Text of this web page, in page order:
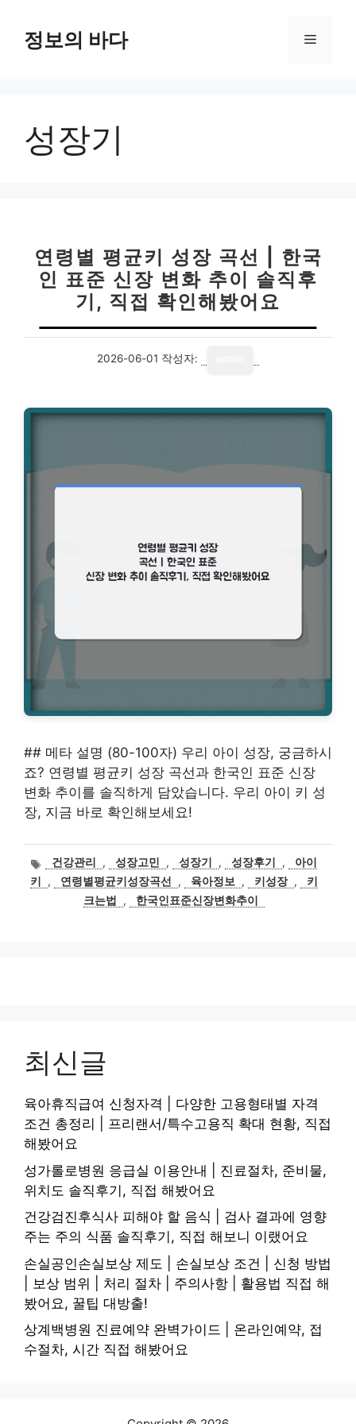
정보의 바다 메
성장기
연령별 평균키 성장 곡선 | 한국
인 표준 신장 변화 추이 솔직후
기, 직접 확인해봤어요
2026-06-01 작성자:
## 메타 설명 (80-100자) 우리 아이 성장, 궁금하시
죠? 연령별 평균키 성장 곡선과 한국인 표준 신장
변화 추이를 솔직하게 담았습니다. 우리 아이 키 성
장, 지금 바로 확인해보세요!
태건강관리 , 성장고민 , 성장기 , 성장후기 ,
아이
키
, 연령별평균키성장곡선 , 육아정보 , 키성장 ,
키
크는법
, 한국인표준신장변화추이
최신글
육아휴직급여 신청자격 | 다양한 고용형태별 자격
조건 총정리 | 프리랜서/특수고용직 확대 현황, 직접
해봤어요
성가롤로병원 응급실 이용안내 | 진료절차, 준비물,
위치도 솔직후기, 직접 해봤어요
건강검진후식사 피해야 할 음식 | 검사 결과에 영향
주는 주의 식품 솔직후기, 직접 해보니 이랬어요
손실공인손실보상 제도 | 손실보상 조건 | 신청 방법
| 보상 범위 | 처리 절차 | 주의사항 | 활용법 직접 해
봤어요, 꿀팁 대방출!
상계백병원 진료예약 완벽가이드 | 온라인예약, 접
수절차, 시간 직접 해봤어요